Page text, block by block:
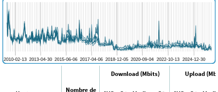
Download (Mbits) Upload
Nombre de